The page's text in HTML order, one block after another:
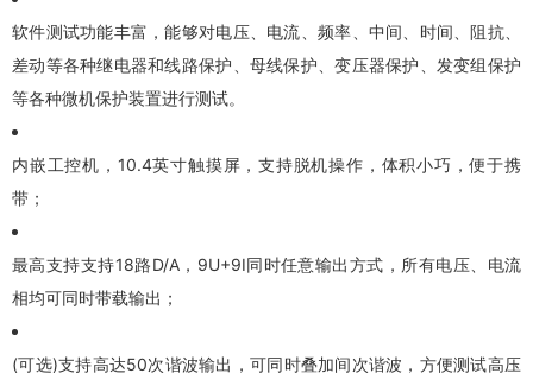
软件测试功能丰富，能够对电压、电流、频率、中间、时间、阻抗、
差动等各种继电器和线路保护、母线保护、变压器保护、发变组保护
等各种微机保护装置进行测试。
内嵌工控机，10.4英寸触摸屏，支持脱机操作，体积小巧，便于携
带；
最高支持支持18路D/A，9U+9I同时任意输出方式，所有电压、电流
相均可同时带载输出；
(可选)支持高达50次谐波输出，可同时叠加间次谐波，方便测试高压